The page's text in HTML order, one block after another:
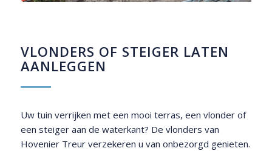
VLONDERS OF STEIGER LATEN
AANLEGGEN
Uw tuin verrijken met een mooi terras, een vlonder of
een steiger aan de waterkant? De vlonders van
Hovenier Treur verzekeren u van onbezorgd genieten.